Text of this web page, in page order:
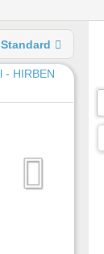
Standard